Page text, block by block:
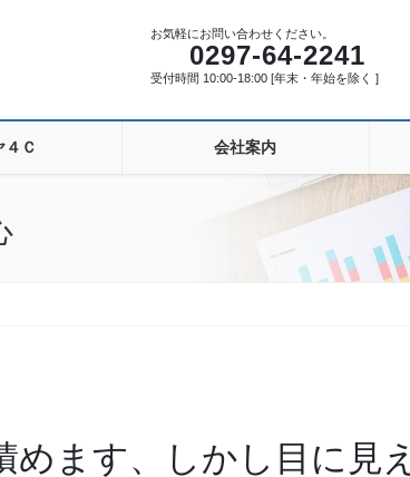
お気軽にお問い合わせください。
0297-64-2241
受付時間 10:00-18:00 [年末・年始を除く ]
４Ｃ 会社案内
めます、しかし目に見